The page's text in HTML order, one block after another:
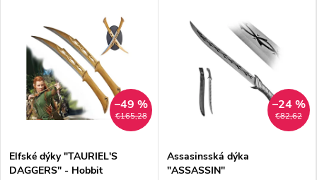
€165,28
–49 %
Elfské dýky "TAURIEL'S
DAGGERS" - Hobbit
€82,62
–24 %
Assasinsská dýka
"ASSASSIN"